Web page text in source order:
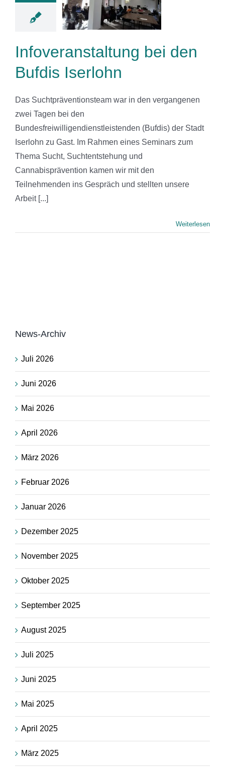
Bufdis
Infoveranstaltung bei den
Bufdis Iserlohn
Das Suchtpräventionsteam war in den vergangenen
zwei Tagen bei den
Bundesfreiwilligendienstleistenden (Bufdis) der Stadt
Iserlohn zu Gast. Im Rahmen eines Seminars zum
Thema Sucht, Suchtentstehung und
Cannabisprävention kamen wir mit den
Teilnehmenden ins Gespräch und stellten unsere
Arbeit [...]
Weiterlesen
News-Archiv
Juli 2026
Juni 2026
Mai 2026
April 2026
März 2026
Februar 2026
Januar 2026
Dezember 2025
November 2025
Oktober 2025
September 2025
August 2025
Juli 2025
Juni 2025
Mai 2025
April 2025
März 2025